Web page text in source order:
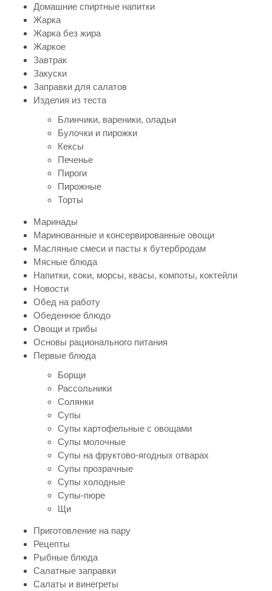
Домашние спиртные напитки
Жарка
Жарка без жира
Жаркое
Завтрак
Закуски
Заправки для салатов
Изделия из теста
Блинчики, вареники, оладьи
Булочки и пирожки
Кексы
Печенье
Пироги
Пирожные
Торты
Маринады
Маринованные и консервированные овощи
Масляные смеси и пасты к бутербродам
Мясные блюда
Напитки, соки, морсы, квасы, компоты, коктейли
Новости
Обед на работу
Обеденное блюдо
Овощи и грибы
Основы рационального питания
Первые блюда
Борщи
Рассольники
Солянки
Супы
Супы картофельные с овощами
Супы молочные
Супы на фруктово-ягодных отварах
Супы прозрачные
Супы холодные
Супы-пюре
Щи
Приготовление на пару
Рецепты
Рыбные блюда
Салатные заправки
Салаты и винегреты